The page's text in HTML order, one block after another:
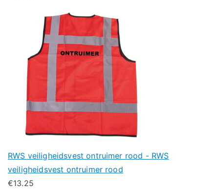
RWS veiligheidsvest ontruimer rood - RWS
veiligheidsvest ontruimer rood
€13.25